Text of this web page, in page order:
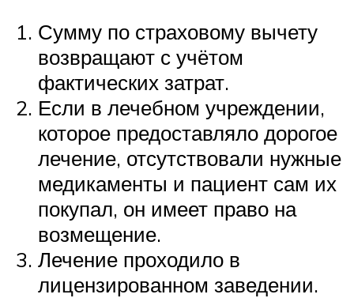
Сумму по страховому вычету
возвращают с учётом
фактических затрат.
Если в лечебном учреждении,
которое предоставляло дорогое
лечение, отсутствовали нужные
медикаменты и пациент сам их
покупал, он имеет право на
возмещение.
Лечение проходило в
лицензированном заведении.